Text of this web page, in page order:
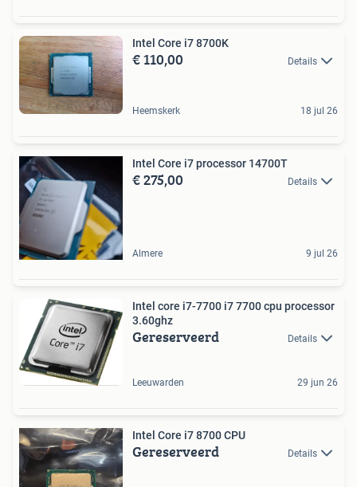
Intel Core i7 8700K
€ 110,00 Details
Heemskerk 18 jul 26
Intel Core i7 processor 14700T
€ 275,00 Details
Almere 9 jul 26
Intel core i7-7700 i7 7700 cpu processor
3.60ghz
Gereserveerd Details
Leeuwarden 29 jun 26
Intel Core i7 8700 CPU
Gereserveerd Details